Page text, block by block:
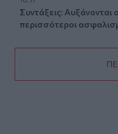
Συντάξεις:
περισσότεροι